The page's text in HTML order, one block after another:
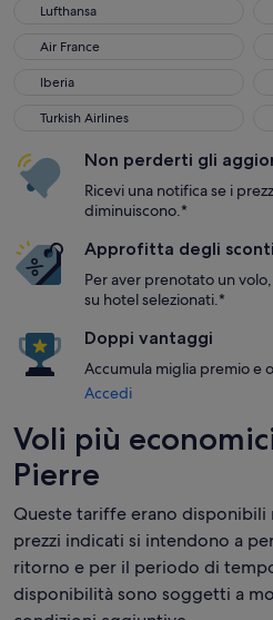
Lufthansa
Air France
Iberia
Turkish Airlines
Non perderti gli
Ricevi una notifica se i
diminuiscono.*
Approfitta degli sconti
Per aver prenotato un
su hotel selezionati.*
Doppi vantaggi
Accumula miglia premio e
Accedi
Voli più
Pierre
Queste tariffe erano disponibili
prezzi indicati si intendono a
ritorno e per il periodo di
disponibilità sono soggetti a